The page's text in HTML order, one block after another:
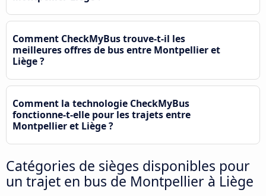
Comment CheckMyBus trouve-t-il les
meilleures offres de bus entre Montpellier et
Liège ?
Comment la technologie CheckMyBus
fonctionne-t-elle pour les trajets entre
Montpellier et Liège ?
Catégories de sièges disponibles pour
un trajet en bus de Montpellier à Liège